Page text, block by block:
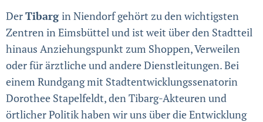
DerTibargin Niendorf gehört zu den wichtigsten
Zentren in Eimsbüttel und ist weit über den Stadtteil
hinaus Anziehungspunkt zum Shoppen, Verweilen
oder für ärztliche und andere Dienstleitungen. Bei
einem Rundgang mit Stadtentwicklungssenatorin
Dorothee Stapelfeldt, den Tibarg-Akteuren und
örtlicher Politik haben wir uns über die Entwicklung